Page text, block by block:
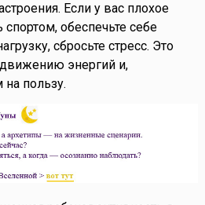
Если у вас плохое
обеспечьте себе
сбросьте стресс. Это
энергий и,
пользу.